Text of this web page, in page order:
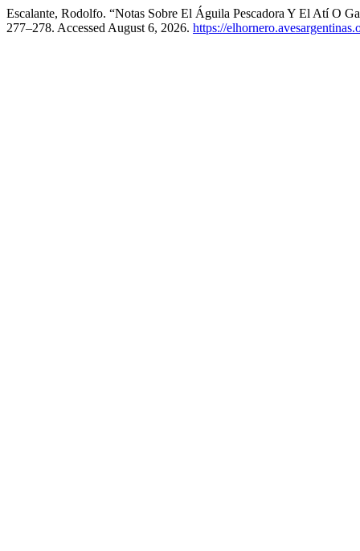
Escalante, Rodolfo. “Notas Sobre El Águila Pescadora Y El Atí O
277–278. Accessed August 6, 2026. https://